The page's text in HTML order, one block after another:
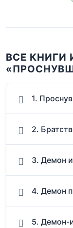
ВСЕ КНИГИ
1.
2.
3. Демон
4. Демон
5. Демон-